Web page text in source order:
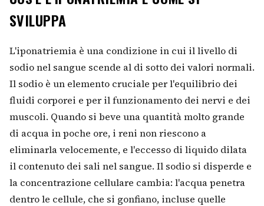
SVILUPPA
L'iponatriemia è una condizione in cui il livello di
sodio nel sangue scende al di sotto dei valori normali.
Il sodio è un elemento cruciale per l'equilibrio dei
fluidi corporei e per il funzionamento dei nervi e dei
muscoli. Quando si beve una quantità molto grande
di acqua in poche ore, i reni non riescono a
eliminarla velocemente, e l'eccesso di liquido dilata
il contenuto dei sali nel sangue. Il sodio si disperde e
la concentrazione cellulare cambia: l'acqua penetra
dentro le cellule, che si gonfiano, incluse quelle